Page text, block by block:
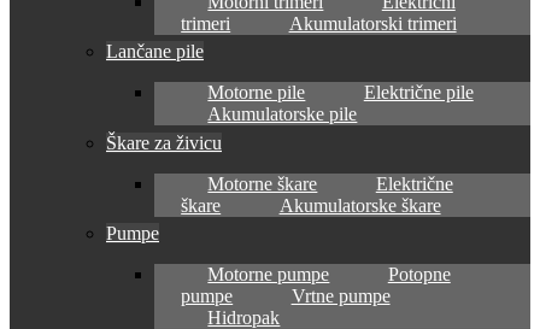
trimeri
Akumulatorski trimeri
Lančane pile
Motorne pile
Električne pile
Akumulatorske pile
Škare za živicu
Motorne škare
Električne
škare
Akumulatorske škare
Pumpe
Motorne pumpe
Potopne
pumpe
Vrtne pumpe
Hidropak